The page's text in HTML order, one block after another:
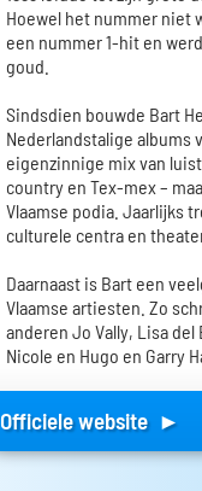
Hoewel het nummer niet
een nummer 1-hit en
goud.
Sindsdien bouwde Bart
Nederlandstalige albums
eigenzinnige mix van
country en Tex-mex –
Vlaamse podia. Jaarlijks
culturele centra en
Daarnaast is Bart een
Vlaamse artiesten. Zo
anderen Jo Vally, Lisa
Nicole en Hugo en Garry
Officiele website ►